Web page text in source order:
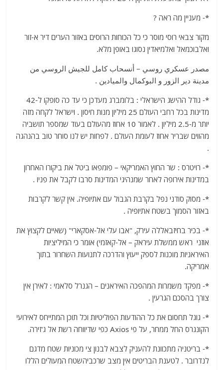
*- מעניין מה ראה ?
מקור צבאי רוסי מוסר כי כל הכוחות הרוסים באזור הערים דיר א-זור
ואלבוכמאל ואלמיאדין נסוגו באופן מלא.
مصدر عسكري روسي – أنسحاب كامل للجيش الروسي من
مدينة دير الزور و البوكمال والميادين .
*- גודל ההישג הישראלי : בלומברג מעדכן כי עד כה סופקו ל-42
מדינות בכל רחבי העולם 25 מיליון מנות חיסון . וישראל לקחה מזה
יותר מ-2.5 מיליון . לאמור 10 אחוז מהעולם בעוד שמספר תושביה
מהווים שבריר אחוז לעומת העולם . לפחות יש לנו סוחר טוב בהנהגה
.
*- רויטרס : שר החוץ האמריקאי – פומפאו ביטל את ביקורו האחרון
במדינות אירופה לאחר שמנהיגי המדינות סרבו לקבל את פניו .
*- מסוק סודני נפל בקרבת הגבול עם אתיופיה. אין קשר לקרבות
באזור הסמוך בשטח אתיופיה .
*- בכיר בחיזבאללה עירק, "אבו עלי אל-אסקארי" ​​(שאיים לקצוץ את
אוזני ראש ממשלת עיראק – אל-קאזמי) אומר כי המיליציות
האיראניות מוכנות לספק ייעוץ והדרכה לתנועות השחרור בתוך
אמריקה.
*- מפקד משמרות המהפכה האיראנים – הגנרל סלאמי : לאירן אין
צורך בהסכם הגרעין .
*- גוגל תחסום את כל ההודעות הפוליטיות וכל תוכן המתייחס לאירועי
הקונגרס החל ממחר, על פי Axios כפי שדיווחה רשת אל ג'זירה.
*- בריטניה מתכוונת להעניק לצבא לבנון צי מכוניות שטח מדגם
לנדרובר . לטענת הבריטים אין מצב שרכביהשטח המעולים הללו